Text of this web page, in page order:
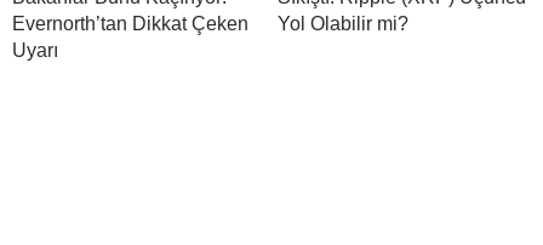
Evernorth’tan Dikkat Çeken
Uyarı
Yol Olabilir mi?